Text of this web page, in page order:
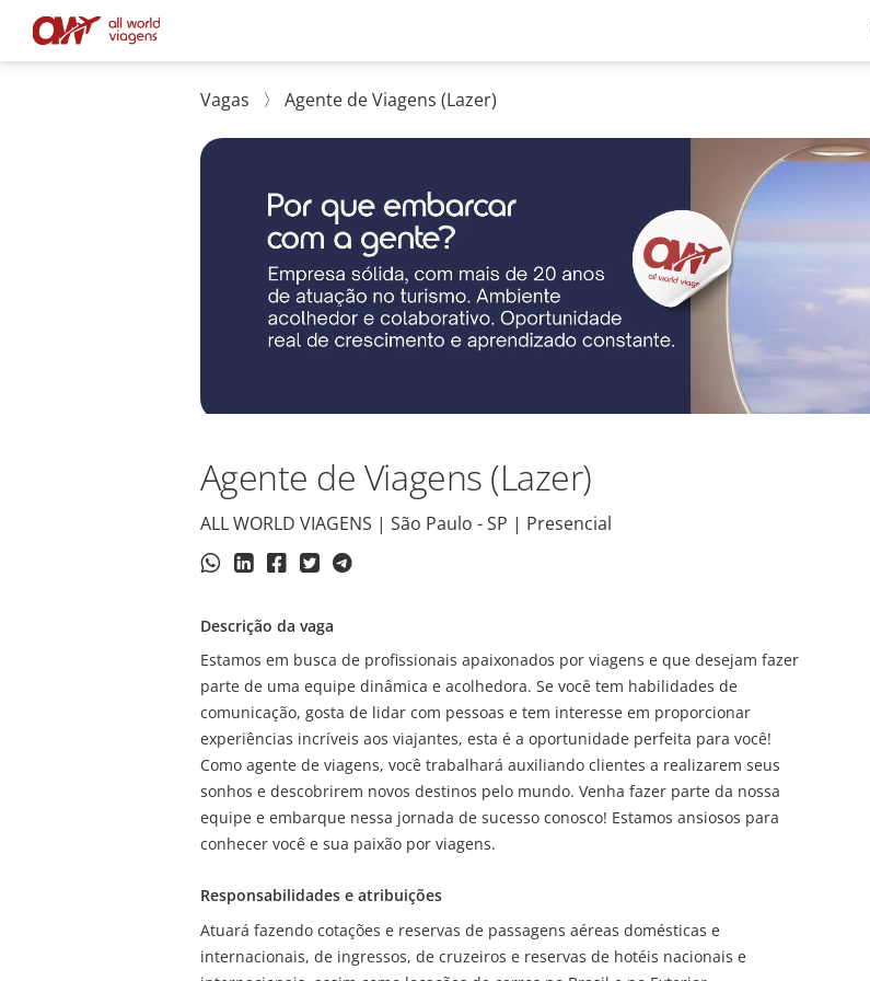
Vagas 〉 Agente de Viagens (Lazer)
Agente de Viagens (Lazer)
ALL WORLD VIAGENS | São Paulo - SP | Presencial
Descrição da vaga
Estamos em busca de profissionais apaixonados por viagens e que desejam fazer
parte de uma equipe dinâmica e acolhedora. Se você tem habilidades de
comunicação, gosta de lidar com pessoas e tem interesse em proporcionar
experiências incríveis aos viajantes, esta é a oportunidade perfeita para você!
Como agente de viagens, você trabalhará auxiliando clientes a realizarem seus
sonhos e descobrirem novos destinos pelo mundo. Venha fazer parte da nossa
equipe e embarque nessa jornada de sucesso conosco! Estamos ansiosos para
conhecer você e sua paixão por viagens.
Responsabilidades e atribuições
Atuará fazendo cotações e reservas de passagens aéreas domésticas e
internacionais, de ingressos, de cruzeiros e reservas de hotéis nacionais e